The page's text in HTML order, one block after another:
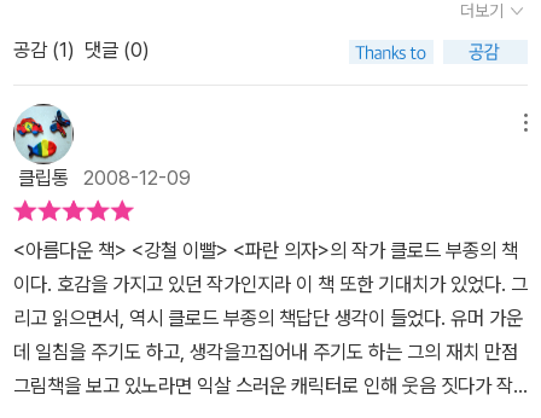
는 사랑이 시나브로 피어납니다. 어버이한테는 아이를 돌보는 사랑이
피어나고, 아이한테는 어버이를 바라보는 사랑이 피어나요.어느 컴컴
한 밤이었어요. 여우 한 마리가 살금살금 토끼네 집으로 몰래 들어가
아기 토끼를 안고 나왔지요. 그러고는 부랴부랴 자기 집으로 줄행랑
쳤어요. 엄마 여우는 토끼를 한 번도 본 적이 없는 아기 여우에게 토끼
를 보여주고 싶었거든요. (3∼4쪽) 클로드 부종 님이 빚은 그림책
《도둑맞은 토끼》(비룡소,2004)에는 아이를 가르치려는 ‘어미 여우
(어머니)’가 먼저 나옵니다. 어미 여우(어머니)는 여우로서 여우답게
토끼를 사냥해서 맛나게 먹는 길을 새끼 여우(아이)한테 가르치고 싶
습니다. 그래서 어미 여우는 새끼 토끼를 솜씨 있게 잡아서 새끼 여우
한테 가지고 와요. 새끼 여우는 어미 여우가 보여주는 대로 새끼 토끼
를 다루려고 애써 보는데, 뜻밖에도 새끼 여우는 어미 여우처럼 잘 되
더보기
공감 (1) 댓글 (0)
클립통 2008-12-09
<아름다운 책> <강철 이빨> <파란 의자>의 작가 클로드 부종의 책
이다. 호감을 가지고 있던 작가인지라 이 책 또한 기대치가 있었다. 그
리고 읽으면서, 역시 클로드 부종의 책답단 생각이 들었다. 유머 가운
데 일침을 주기도 하고, 생각을끄집어내 주기도 하는 그의 재치 만점
그림책을 보고 있노라면 익살 스러운 캐릭터로 인해 웃음 짓다가 작